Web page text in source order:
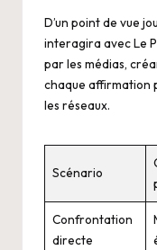
D’un point de vue
interagira avec Le
par les médias,
chaque affirmation
les réseaux.
Scénario
Confrontation
directe